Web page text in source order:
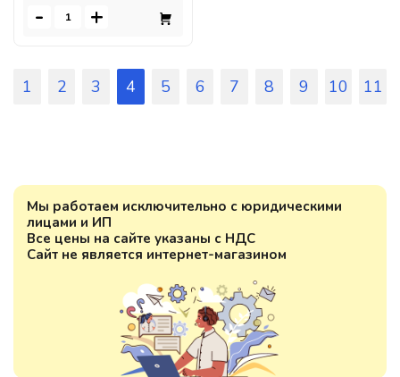
Мы работаем исключительно с юридическими
лицами и ИП
Все цены на сайте указаны с НДС
Сайт не является интернет-магазином
- +
1 2 3 4 5 6 7 8 9 10 11